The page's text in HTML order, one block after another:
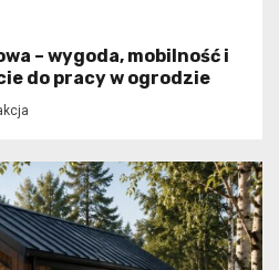
– wygoda, mobilność i
do pracy w ogrodzie